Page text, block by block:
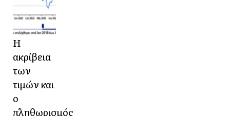
Η
ακρίβεια
των
τιμών και
ο
πληθωρισμός